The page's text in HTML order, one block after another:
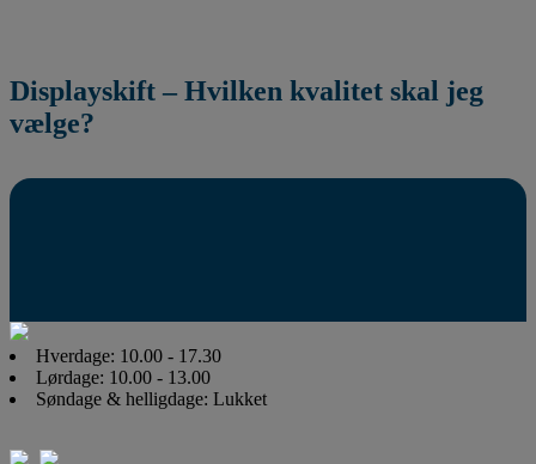
Displayskift – Hvilken kvalitet skal jeg
vælge?
Hverdage: 10.00 - 17.30
Lørdage: 10.00 - 13.00
Søndage & helligdage: Lukket